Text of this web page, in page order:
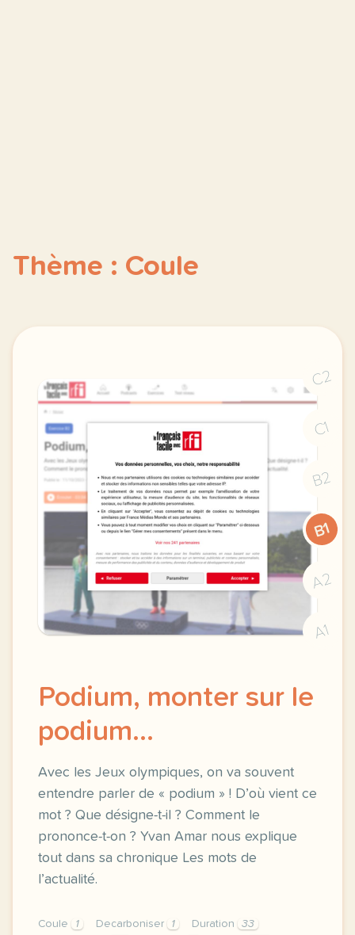
Thème : Coule
C2
C1
B2
B1
A2
A1
Podium, monter sur le
podium...
Avec les Jeux olympiques, on va souvent
entendre parler de « podium » ! D’où vient ce
mot ? Que désigne-t-il ? Comment le
prononce-t-on ? Yvan Amar nous explique
tout dans sa chronique Les mots de
l’actualité.
Coule 1 Decarboniser 1 Duration
33